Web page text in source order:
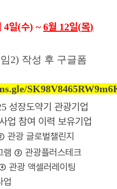
4일(수) ~ 6월 12일(목)
2) 작성 후 구글폼
성장도약기 관광기업
업 참여 이력 보유기업
관광 글로벌챌린지
램 ③ 관광플러스테크
관광 액셀러레이팅
업